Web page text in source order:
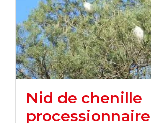
Nid de chenille